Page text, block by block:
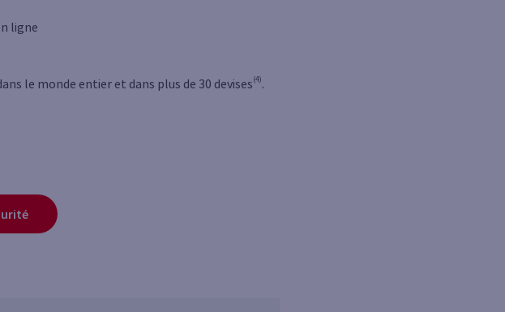
ligne
le monde entier et dans plus de 30 devises(4).